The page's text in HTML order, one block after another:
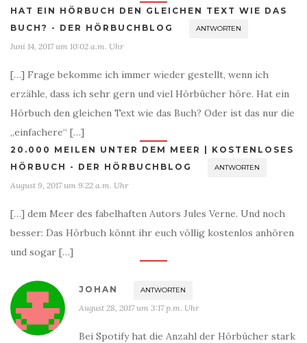
HAT EIN HÖRBUCH DEN GLEICHEN TEXT WIE DAS
BUCH? - DER HÖRBUCHBLOG
ANTWORTEN
Juni 14, 2017 um 10:02 a.m. Uhr
[…] Frage bekomme ich immer wieder gestellt, wenn ich
erzähle, dass ich sehr gern und viel Hörbücher höre. Hat ein
Hörbuch den gleichen Text wie das Buch? Oder ist das nur die
„einfachere“ […]
20.000 MEILEN UNTER DEM MEER | KOSTENLOSES
HÖRBUCH - DER HÖRBUCHBLOG
ANTWORTEN
August 9, 2017 um 9:22 a.m. Uhr
[…] dem Meer des fabelhaften Autors Jules Verne. Und noch
besser: Das Hörbuch könnt ihr euch völlig kostenlos anhören
und sogar […]
JOHAN ANTWORTEN
August 28, 2017 um 3:17 p.m. Uhr
Bei Spotify hat die Anzahl der Hörbücher stark